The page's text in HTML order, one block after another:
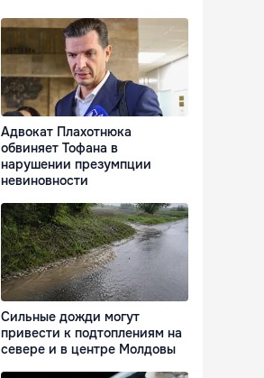
Адвокат Плахотнюка
обвиняет Тофана в
нарушении презумпции
невиновности
Сильные дожди могут
привести к подтоплениям на
севере и в центре Молдовы